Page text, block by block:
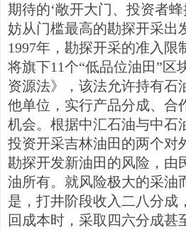
期待的‘敞开大门、投资者
妨从门槛最高的勘探开采出
1997年，勘探开采的准入
将旗下11个“低品位油田”区
资源法》，该法允许持有石
他单位，实行产品分成、合
机会。根据中汇石油与中石
投资开采吉林油田的两个对
勘探开发新油田的风险，由
油所有。就风险极大的采油
是，打井阶段收入二八分成
回成本时，采取四六分成甚